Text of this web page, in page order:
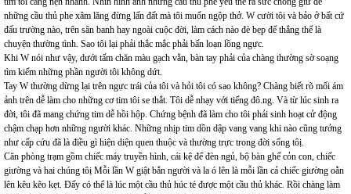
những cầu thủ phe xâm lăng đừng lấn đất mà tôi muốn ngộp thở. W cười tôi và bảo ở bất cứ
đấu trường nào, trên sân banh hay ngoài cuộc đời, làm cách nào đè bẹp để thắng thế là
chuyện thường tình. Sao tôi lại phải thắc mắc phải bấn loạn lồng ngực.
Khi W nói như vậy, dưới tấm chăn màu gạch vằn, bàn tay phải của chàng thường sờ soạng
tìm kiếm những phần người tôi không dứt.
Tay W thường dừng lại trên ngực trái của tôi và hỏi tôi có sao không? Chàng biết rõ mối ám
ảnh trên dễ làm cho những cơ tim tôi se thắt. Tôi dễ nhạy với tiếng đô.ng. Và từ lúc sinh ra
đời, tôi đã mang chứng tim dễ hồi hộp. Chứng bệnh đã làm cho tôi phải sinh hoạt cử động
chậm chạp hơn những người khác. Những nhịp tim dồn dập vang vang khi nào cũng tưởng
như cấp cứu đã là điều gì hiện diện quen thuộc và thường trực trong đời sống tôị.
Căn phòng trạm gồm chiếc máy truyền hình, cái kệ để đèn ngủ, bộ bàn ghế cỏn con, chiếc
giường và hai chúng tôị Mỗi lần W giật bắn người và la ó lên là mỗi lần cả chiếc giường oằn
lên kêu kẽo kẹt. Đấy có thể là lúc một cầu thủ húc té được một cầu thủ khác. Rồi chàng làm